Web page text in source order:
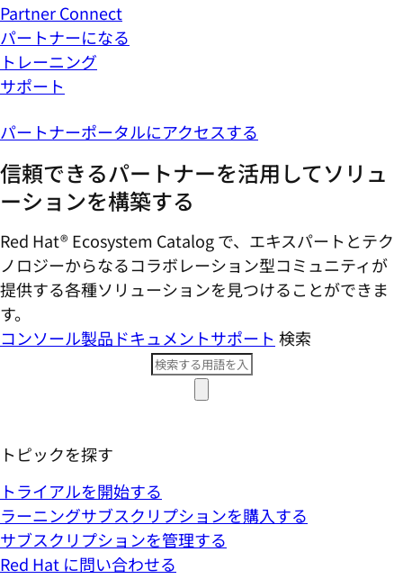
Partner Connect
パートナーになる
トレーニング
サポート
パートナーポータルにアクセスする
信頼できるパートナーを活用してソリュ
ーションを構築する
Red Hat® Ecosystem Catalog で、エキスパートとテク
ノロジーからなるコラボレーション型コミ​ュニティが
提供する各種ソリューションを見つけることができま
す。
コンソール製品ドキュメントサポート 検索
トピックを探す
トライアルを開始する
ラーニングサブスクリプションを購入する
サブスクリプションを管理する
Red Hat に問い合わせる